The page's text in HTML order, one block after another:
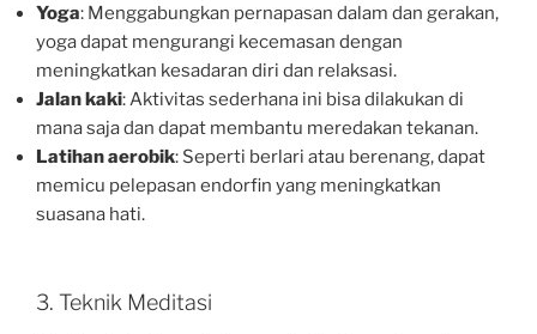
Yoga: Menggabungkan pernapasan dalam dan gerakan,
yoga dapat mengurangi kecemasan dengan
meningkatkan kesadaran diri dan relaksasi.
Jalan kaki: Aktivitas sederhana ini bisa dilakukan di
mana saja dan dapat membantu meredakan tekanan.
Latihan aerobik: Seperti berlari atau berenang, dapat
memicu pelepasan endorfin yang meningkatkan
suasana hati.
3. Teknik Meditasi